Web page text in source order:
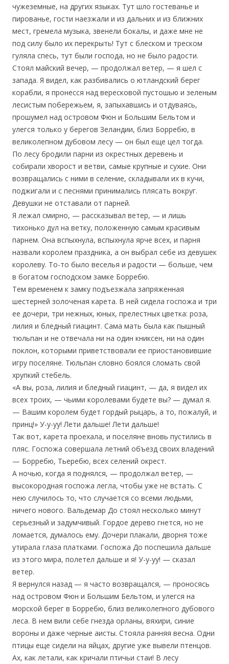
чужеземные, на других языках. Тут шло гостеванье и
пированье, гости наезжали и из дальних и из ближних
мест, гремела музыка, звенели бокалы, и даже мне не
под силу было их перекрыть! Тут с блеском и треском
гуляла спесь, тут были господа, но не было радости.
Стоял майский вечер, — продолжал ветер, — я шел с
запада. Я видел, как разбивались о ютландский берег
корабли, я пронесся над вересковой пустошью и зеленым
лесистым побережьем, я, запыхавшись и отдуваясь,
прошумел над островом Фюн и Большим Бельтом и
улегся только у берегов Зеландии, близ Борребю, в
великолепном дубовом лесу — он был еще цел тогда.
По лесу бродили парни из окрестных деревень и
собирали хворост и ветви, самые крупные и сухие. Они
возвращались с ними в селение, складывали их в кучи,
поджигали и с песнями принимались плясать вокруг.
Девушки не отставали от парней.
Я лежал смирно, — рассказывал ветер, — и лишь
тихонько дул на ветку, положенную самым красивым
парнем. Она вспыхнула, вспыхнула ярче всех, и парня
назвали королем праздника, а он выбрал себе из девушек
королеву. То-то было веселья и радости — больше, чем
в богатом господском замке Борребю.
Тем временем к замку подъезжала запряженная
шестерней золоченая карета. В ней сидела госпожа и три
ее дочери, три нежных, юных, прелестных цветка: роза,
лилия и бледный гиацинт. Сама мать была как пышный
тюльпан и не отвечала ни на один книксен, ни на один
поклон, которыми приветствовали ее приостановившие
игру поселяне. Тюльпан словно боялся сломать свой
хрупкий стебель.
«А вы, роза, лилия и бледный гиацинт, — да, я видел их
всех троих, — чьими королевами будете вы? — думал я.
— Вашим королем будет гордый рыцарь, а то, пожалуй, и
принц!» У-у-уу! Лети дальше! Лети дальше!
Так вот, карета проехала, и поселяне вновь пустились в
пляс. Госпожа совершала летний объезд своих владений
— Борребю, Тьеребю, всех селений окрест.
А ночью, когда я поднялся, — продолжал ветер, —
высокородная госпожа легла, чтобы уже не встать. С
нею случилось то, что случается со всеми людьми,
ничего нового. Вальдемар До стоял несколько минут
серьезный и задумчивый. Гордое дерево гнется, но не
ломается, думалось ему. Дочери плакали, дворня тоже
утирала глаза платками. Госпожа До поспешила дальше
из этого мира, полетел дальше и я! У-у-уу! — сказал
ветер.
Я вернулся назад — я часто возвращался, — проносясь
над островом Фюн и Большим Бельтом, и улегся на
морской берег в Борребю, близ великолепного дубового
леса. В нем вили себе гнезда орланы, вяхири, синие
вороны и даже черные аисты. Стояла ранняя весна. Одни
птицы еще сидели на яйцах, другие уже вывели птенцов.
Ах, как летали, как кричали птичьи стаи! В лесу